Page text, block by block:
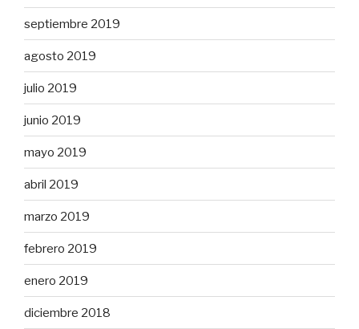
septiembre 2019
agosto 2019
julio 2019
junio 2019
mayo 2019
abril 2019
marzo 2019
febrero 2019
enero 2019
diciembre 2018